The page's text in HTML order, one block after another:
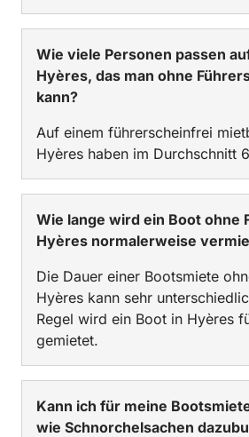
Wie viele Personen passen
Hyères, das man ohne
kann?
Auf einem führerscheinfrei
Hyères haben im Durchschnitt
Wie lange wird ein Boot ohne
Hyères normalerweise
Die Dauer einer Bootsmiete
Hyères kann sehr
Regel wird ein Boot in Hyères
gemietet.
Kann ich für meine
wie Schnorchelsachen